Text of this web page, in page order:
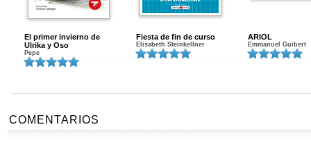
El primer invierno de
Ulrika y Oso
Pepe
Fiesta de fin de curso
Elisabeth Steinkellner
ARIOL
Emmanuel Guibert
COMENTARIOS